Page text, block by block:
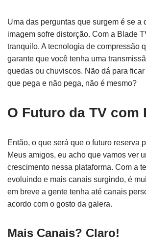
Uma das perguntas que surgem é se a
imagem sofre distorção. Com a Blade
tranquilo. A tecnologia de compressão
garante que você tenha uma
quedas ou chuviscos. Não dá para
que pega e não pega, não é mesmo?
O Futuro da TV com
Então, o que será que o futuro reserva
Meus amigos, eu acho que vamos ver
crescimento nessa plataforma. Com a
evoluindo e mais canais surgindo, é
em breve a gente tenha até canais
acordo com o gosto da galera.
Mais Canais? Claro!